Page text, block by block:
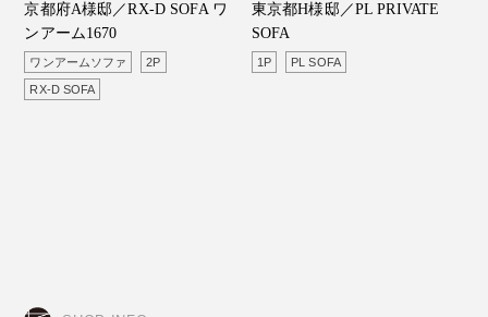
SOFA ワンアーム1670"/>
京都府A様邸／RX-D SOFA ワ
ンアーム1670
ワンアームソファ 2P
RX-D SOFA
PRIVATE SOFA"/>
東京都H様邸／PL PRIVATE
SOFA
1P PL SOFA